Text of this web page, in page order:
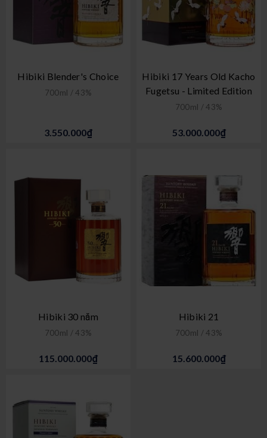
Hibiki Blender's Choice
700ml / 43%
3.550.000₫
Hibiki 17 Years Old Kacho
Fugetsu - Limited Edition
700ml / 43%
53.000.000₫
Hibiki 30 năm
700ml / 43%
115.000.000₫
Hibiki 21
700ml / 43%
15.600.000₫